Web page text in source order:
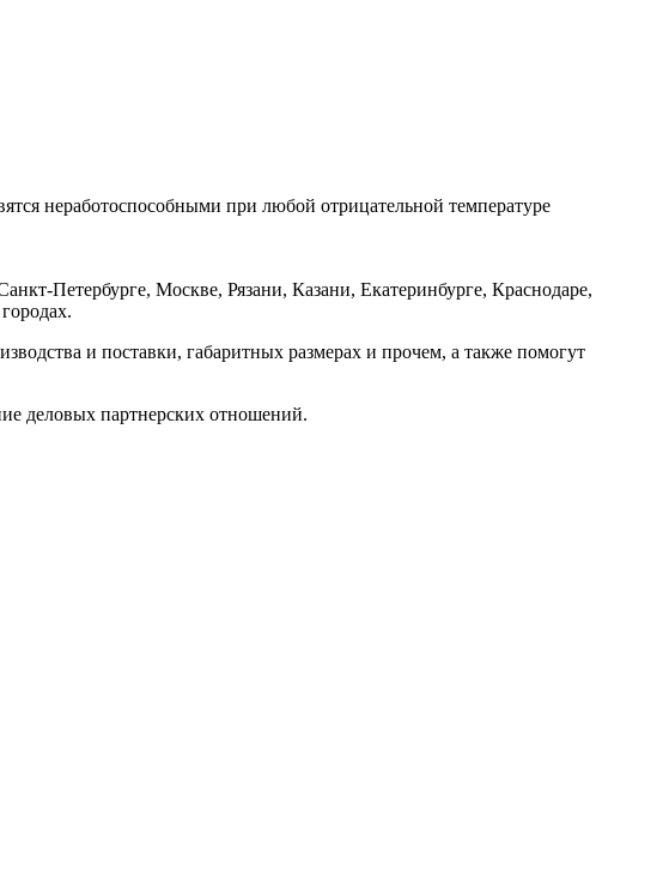
неработоспособными при любой отрицательной температуре
Петербурге, Москве, Рязани, Казани, Екатеринбурге, Краснодаре,
и поставки, габаритных размерах и прочем, а также помогут
деловых партнерских отношений.